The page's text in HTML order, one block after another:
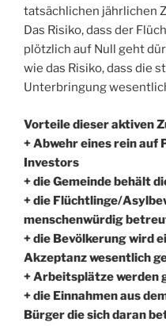
tatsächlichen jährlichen
Das Risiko, dass der
plötzlich auf Null geht
wie das Risiko, dass die
Unterbringung
Vorteile dieser aktiven
+ Abwehr eines rein
Investors
+ die Gemeinde behält
+ die Flüchtlinge/
menschenwürdig
+ die Bevölkerung wird
Akzeptanz wesentlich
+ Arbeitsplätze werden
+ die Einnahmen aus
Bürger die sich daran